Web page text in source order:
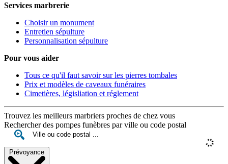
Services marbrerie
Choisir un monument
Entretien sépulture
Personnalisation sépulture
Pour vous aider
Tous ce qu'il faut savoir sur les pierres tombales
Prix et modèles de caveaux funéraires
Cimetières, législiation et réglement
Trouvez les meilleurs marbriers proches de chez vous
Rechercher des pompes funèbres par ville ou code postal
Prévoyance